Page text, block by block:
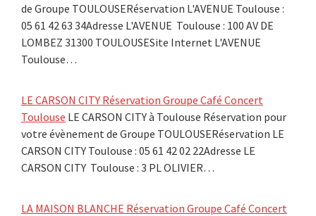
de Groupe TOULOUSERéservation L'AVENUE Toulouse :
05 61 42 63 34Adresse L'AVENUE Toulouse : 100 AV DE
LOMBEZ 31300 TOULOUSESite Internet L'AVENUE
Toulouse…
LE CARSON CITY Réservation Groupe Café Concert
Toulouse LE CARSON CITY à Toulouse Réservation pour
votre évènement de Groupe TOULOUSERéservation LE
CARSON CITY Toulouse : 05 61 42 02 22Adresse LE
CARSON CITY Toulouse : 3 PL OLIVIER…
LA MAISON BLANCHE Réservation Groupe Café Concert